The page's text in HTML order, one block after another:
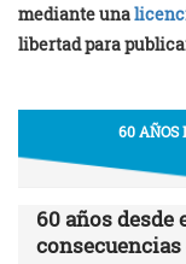
mediante una
libertad para
60 AÑOS
60 años desde